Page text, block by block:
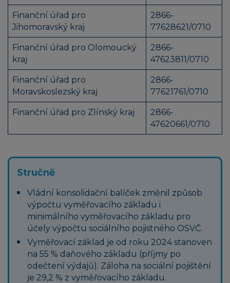
Finanční úřad pro
Jihomoravský kraj
2866-
77628621/0710
Finanční úřad pro Olomoucký
kraj
2866-
47623811/0710
Finanční úřad pro
Moravskoslezský kraj
2866-
77621761/0710
Finanční úřad pro Zlínský kraj
2866-
47620661/0710
Stručně
Vládní konsolidační balíček změnil způsob
výpočtu vyměřovacího základu i
minimálního vyměřovacího základu pro
účely výpočtu sociálního pojistného OSVČ.
Vyměřovací základ je od roku 2024 stanoven
na 55 % daňového základu (příjmy po
odečtení výdajů). Záloha na sociální pojištění
je 29,2 % z vyměřovacího základu.